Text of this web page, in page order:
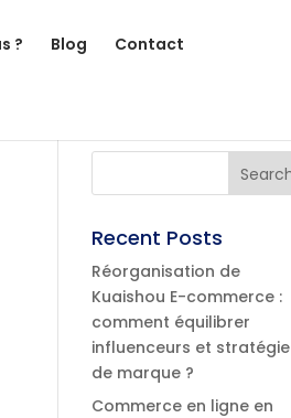
? Blog Contact
Recent Posts
Réorganisation de
Kuaishou E-commerce :
comment équilibrer
influenceurs et stratégie
de marque ?
Commerce en ligne en